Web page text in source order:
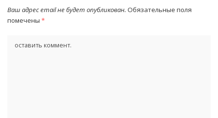
Ваш адрес email не будет опубликован. Обязательные поля
помечены *